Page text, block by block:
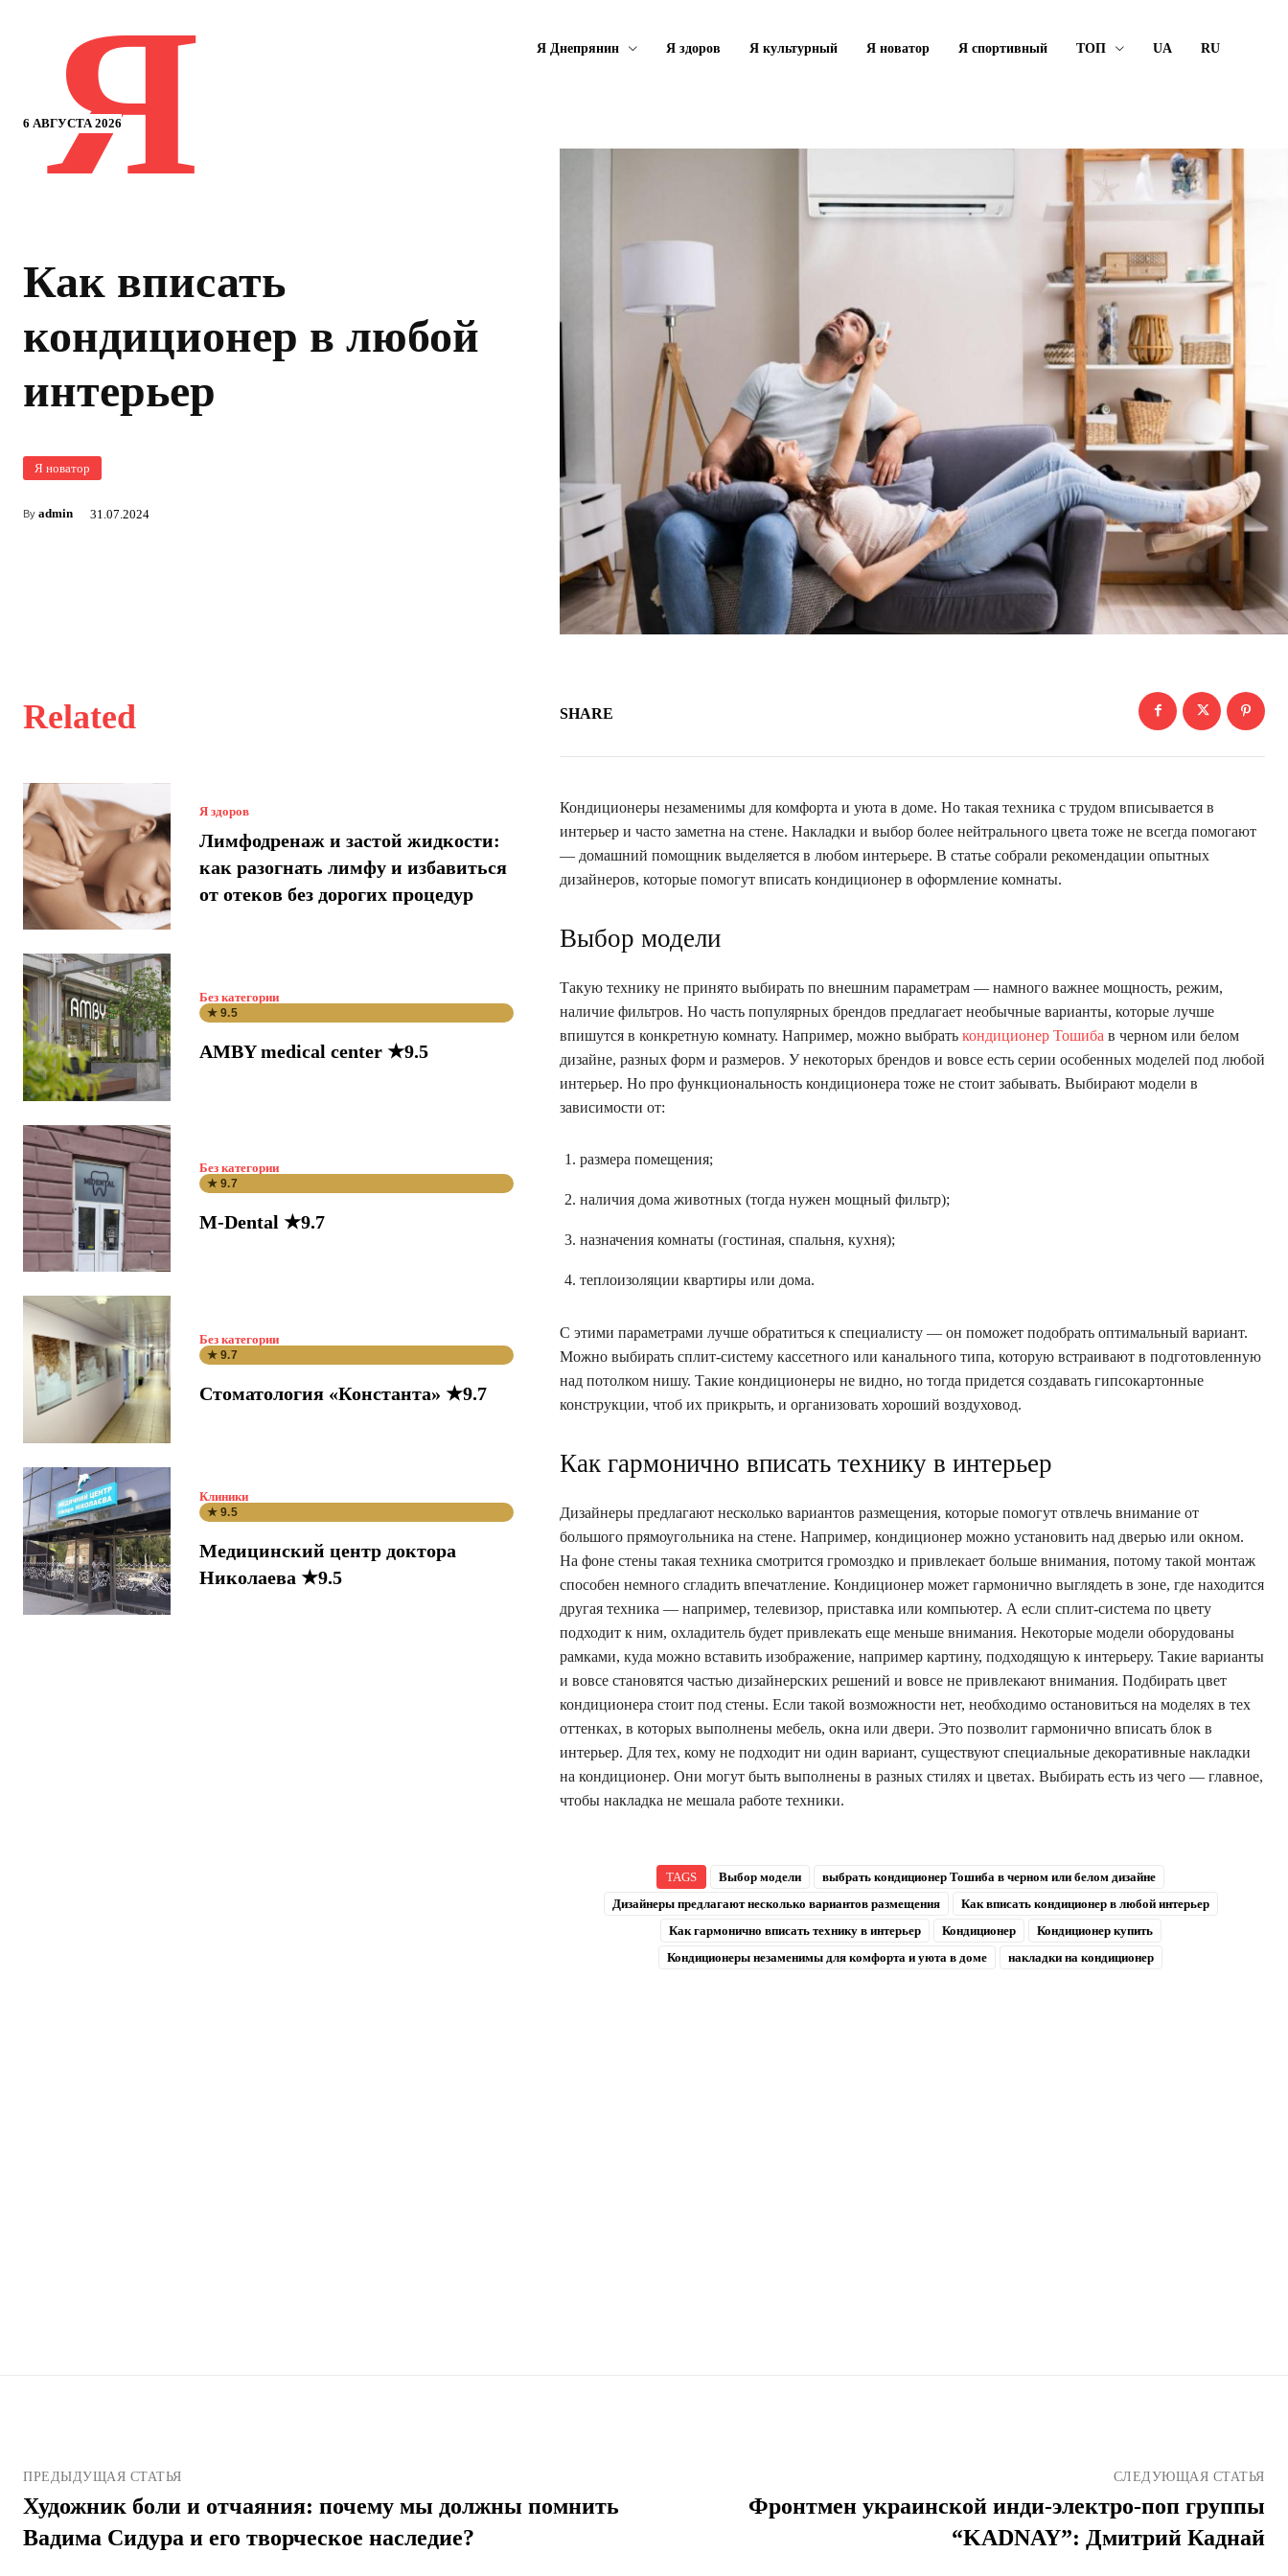
6 АВГУСТА 2026
Я Я Днепрянин Я здоров Я культурный Я новатор Я спортивный ТОП UA RU
Как вписать
кондиционер в любой
интерьер
Я новатор
By admin 31.07.2024
Related
Я здоров
Лимфодренаж и застой жидкости:
как разогнать лимфу и избавиться
от отеков без дорогих процедур
Без категории
★ 9.5
AMBY medical center ★9.5
Без категории
★ 9.7
M-Dental ★9.7
Без категории
★ 9.7
Стоматология «Константа» ★9.7
Клиники
★ 9.5
Медицинский центр доктора
Николаева ★9.5
SHARE
Кондиционеры незаменимы для комфорта и уюта в доме. Но такая техника с трудом вписывается в
интерьер и часто заметна на стене. Накладки и выбор более нейтрального цвета тоже не всегда помогают
— домашний помощник выделяется в любом интерьере. В статье собрали рекомендации опытных
дизайнеров, которые помогут вписать кондиционер в оформление комнаты.
Выбор модели
Такую технику не принято выбирать по внешним параметрам — намного важнее мощность, режим,
наличие фильтров. Но часть популярных брендов предлагает необычные варианты, которые лучше
впишутся в конкретную комнату. Например, можно выбрать кондиционер Тошиба в черном или белом
дизайне, разных форм и размеров. У некоторых брендов и вовсе есть серии особенных моделей под любой
интерьер. Но про функциональность кондиционера тоже не стоит забывать. Выбирают модели в
зависимости от:
размера помещения;
наличия дома животных (тогда нужен мощный фильтр);
назначения комнаты (гостиная, спальня, кухня);
теплоизоляции квартиры или дома.
С этими параметрами лучше обратиться к специалисту — он поможет подобрать оптимальный вариант.
Можно выбирать сплит-систему кассетного или канального типа, которую встраивают в подготовленную
над потолком нишу. Такие кондиционеры не видно, но тогда придется создавать гипсокартонные
конструкции, чтоб их прикрыть, и организовать хороший воздуховод.
Как гармонично вписать технику в интерьер
Дизайнеры предлагают несколько вариантов размещения, которые помогут отвлечь внимание от
большого прямоугольника на стене. Например, кондиционер можно установить над дверью или окном.
На фоне стены такая техника смотрится громоздко и привлекает больше внимания, потому такой монтаж
способен немного сгладить впечатление. Кондиционер может гармонично выглядеть в зоне, где находится
другая техника — например, телевизор, приставка или компьютер. А если сплит-система по цвету
подходит к ним, охладитель будет привлекать еще меньше внимания. Некоторые модели оборудованы
рамками, куда можно вставить изображение, например картину, подходящую к интерьеру. Такие варианты
и вовсе становятся частью дизайнерских решений и вовсе не привлекают внимания. Подбирать цвет
кондиционера стоит под стены. Если такой возможности нет, необходимо остановиться на моделях в тех
оттенках, в которых выполнены мебель, окна или двери. Это позволит гармонично вписать блок в
интерьер. Для тех, кому не подходит ни один вариант, существуют специальные декоративные накладки
на кондиционер. Они могут быть выполнены в разных стилях и цветах. Выбирать есть из чего — главное,
чтобы накладка не мешала работе техники.
TAGS Выбор модели
выбрать кондиционер Тошиба в черном или белом дизайне
Дизайнеры предлагают несколько вариантов размещения
Как вписать кондиционер в любой интерьер
Как гармонично вписать технику в интерьер
Кондиционер
Кондиционер купить
Кондиционеры незаменимы для комфорта и уюта в доме
накладки на кондиционер
ПРЕДЫДУЩАЯ СТАТЬЯ
Художник боли и отчаяния: почему мы должны помнить
Вадима Сидура и его творческое наследие?
СЛЕДУЮЩАЯ СТАТЬЯ
Фронтмен украинской инди-электро-поп группы
“KADNAY”: Дмитрий Каднай